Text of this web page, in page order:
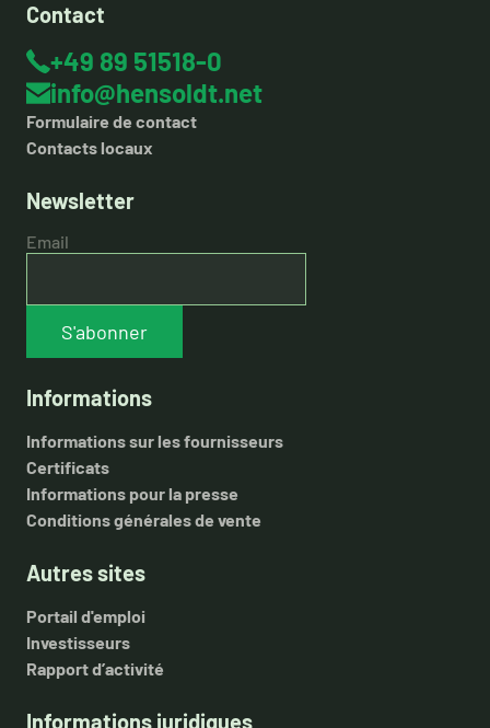
Contact
+49 89 51518-0
info@hensoldt.net
Formulaire de contact
Contacts locaux
Newsletter
Email
S'abonner
Informations
Informations sur les fournisseurs
Certificats
Informations pour la presse
Conditions générales de vente
Autres sites
Portail d'emploi
Investisseurs
Rapport d’activité
Informations juridiques